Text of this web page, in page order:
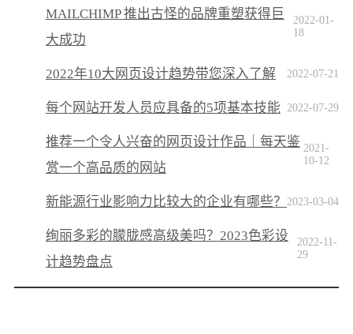
MAILCHIMP 推出古怪的品牌重塑获得巨
大成功
2022-01-
18
2022年10大网页设计趋势带您深入了解 2022-07-21
每个网站开发人员应具备的5项基本技能 2022-07-29
推荐一个令人兴奋的网页设计作品｜每天鉴
赏一个高品质的网站
2021-
10-12
新能源行业影响力比较大的企业有哪些？ 2023-03-04
绚丽多彩的朦胧感高级美吗？2023色彩设
计趋势盘点
2022-11-
29